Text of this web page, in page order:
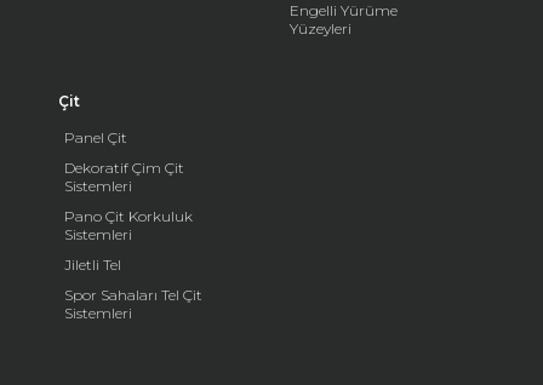
Engelli Yürüme
Yüzeyleri
Çit
Panel Çit
Dekoratif Çim Çit
Sistemleri
Pano Çit Korkuluk
Sistemleri
Jiletli Tel
Spor Sahaları Tel Çit
Sistemleri